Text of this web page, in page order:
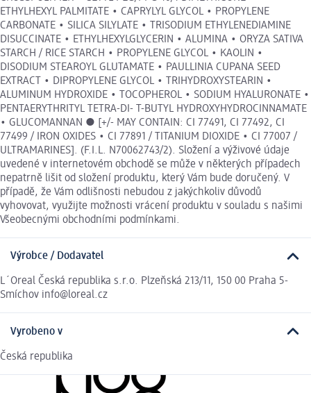
ETHYLHEXYL PALMITATE • CAPRYLYL GLYCOL • PROPYLENE
CARBONATE • SILICA SILYLATE • TRISODIUM ETHYLENEDIAMINE
DISUCCINATE • ETHYLHEXYLGLYCERIN • ALUMINA • ORYZA SATIVA
STARCH / RICE STARCH • PROPYLENE GLYCOL • KAOLIN •
DISODIUM STEAROYL GLUTAMATE • PAULLINIA CUPANA SEED
EXTRACT • DIPROPYLENE GLYCOL • TRIHYDROXYSTEARIN •
ALUMINUM HYDROXIDE • TOCOPHEROL • SODIUM HYALURONATE •
PENTAERYTHRITYL TETRA-DI- T-BUTYL HYDROXYHYDROCINNAMATE
• GLUCOMANNAN ● [+/- MAY CONTAIN: CI 77491, CI 77492, CI
77499 / IRON OXIDES • CI 77891 / TITANIUM DIOXIDE • CI 77007 /
ULTRAMARINES]. (F.I.L. N70062743/2). Složení a výživové údaje
uvedené v internetovém obchodě se může v některých případech
nepatrně lišit od složení produktu, který Vám bude doručený. V
případě, že Vám odlišnosti nebudou z jakýchkoliv důvodů
vyhovovat, využijte možnosti vrácení produktu v souladu s našimi
Všeobecnými obchodními podmínkami.
Výrobce / Dodavatel
L´Oreal Česká republika s.r.o. Plzeňská 213/11, 150 00 Praha 5-
Smíchov info@loreal.cz
Vyrobeno v
Česká republika